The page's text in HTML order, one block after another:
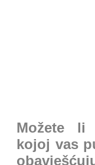
Možete li
kojoj vas